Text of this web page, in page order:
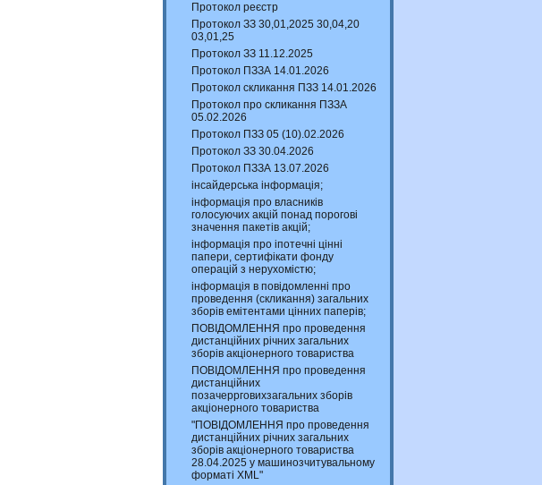
Протокол реєстр
Протокол ЗЗ 30,01,2025 30,04,20
03,01,25
Протокол ЗЗ 11.12.2025
Протокол ПЗЗА 14.01.2026
Протокол скликання ПЗЗ 14.01.2026
Протокол про скликання ПЗЗА
05.02.2026
Протокол ПЗЗ 05 (10).02.2026
Протокол ЗЗ 30.04.2026
Протокол ПЗЗА 13.07.2026
інсайдерська інформація;
інформація про власників
голосуючих акцій понад порогові
значення пакетів акцій;
інформація про іпотечні цінні
папери, сертифікати фонду
операцій з нерухомістю;
інформація в повідомленні про
проведення (скликання) загальних
зборів емітентами цінних паперів;
ПОВІДОМЛЕННЯ про проведення
дистанційних річних загальних
зборів акціонерного товариства
ПОВІДОМЛЕННЯ про проведення
дистанційних
позачеррговихзагальних зборів
акціонерного товариства
"ПОВІДОМЛЕННЯ про проведення
дистанційних річних загальних
зборів акціонерного товариства
28.04.2025 у машинозчитувальному
форматі XML"